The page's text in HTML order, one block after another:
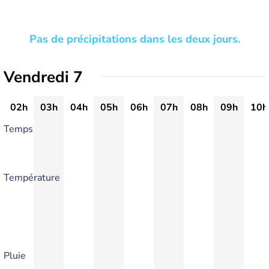
Pas de précipitations dans les deux jours.
Vendredi 7
02h 03h 04h 05h 06h 07h 08h 09h
10h
Temps
Température
Pluie